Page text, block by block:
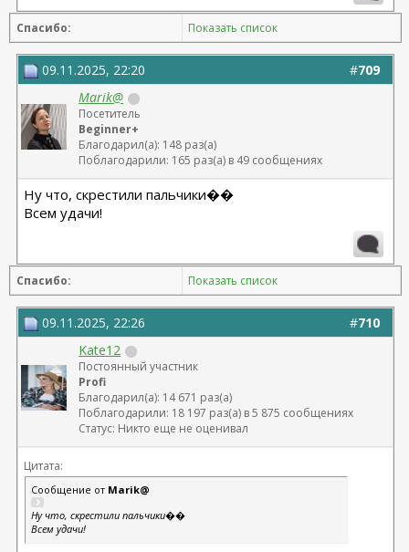
16. @
17. @
Океан
18. @
ira_ko
19. @
Pantera79
22. @
Ната0079
23. @
Ольга 80!
Lalechka500
25. @
SvetlanaB999
27. @
евочка82
28. @
ElenaNex
Спасибо: Показать список
#709
09.11.2025, 22:20
Marik@
Посетитель
Beginner+
Благодарил(а): 148 раз(а)
Поблагодарили: 165 раз(а) в 49 сообщениях
Ну что, скрестили пальчики��
Всем удачи!
Спасибо: Показать список
#710
09.11.2025, 22:26
Kate12
Постоянный участник
Profi
Благодарил(а): 14 671 раз(а)
Поблагодарили: 18 197 раз(а) в 5 875 сообщениях
Статус: Никто еще не оценивал
Цитата:
Сообщение от Marik@
Ну что, скрестили пальчики��
Всем удачи!